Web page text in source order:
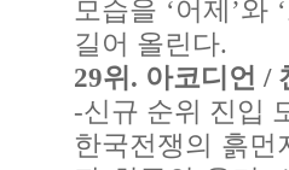
모습을 ‘어제’와
길어 올린다.
29위. 아코디언 /
-신규 순위 진입
한국전쟁의 흙먼